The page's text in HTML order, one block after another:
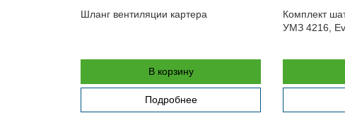
Шланг вентиляции картера
В корзину
Подробнее
Комплект
УМЗ 4216,